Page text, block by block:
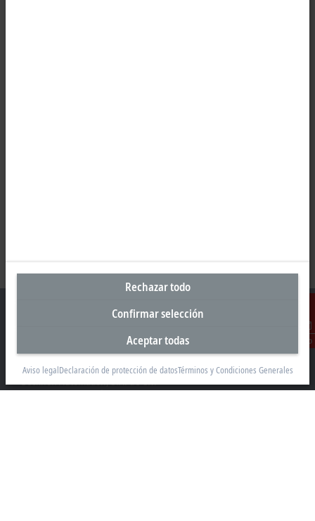
Contacto
Oficina central México
Beckhoff Automation, S.A. de C.V.
Rechazar todo
Confirmar selección
Aceptar todas
Aviso legalDeclaración de protección de datosTérminos y Condiciones Generales